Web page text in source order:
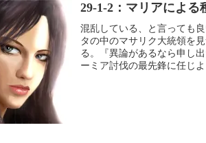
29-1-2：マリアによる
混乱している、と言っても
タの中のマサリク大統領を
る。『異論があるなら申し
ーミア討伐の最先鋒に任じ